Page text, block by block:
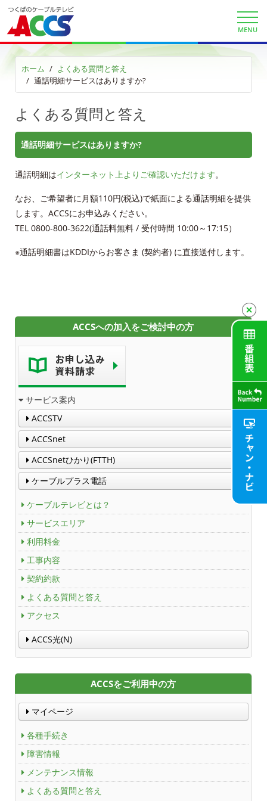
MENU
ホーム
よくある質問と答え
通話明細サービスはありますか?
よくある質問と答え
通話明細サービスはありますか?
通話明細はインターネット上よりご確認いただけます。
なお、ご希望者に月額110円(税込)で紙面による通話明細を提供
します。ACCSにお申込みください。
TEL 0800-800-3622(通話料無料 / 受付時間 10:00～17:15）
※通話明細書はKDDIからお客さま (契約者) に直接送付します。
ACCSへの加入をご検討中の方
サービス案内
ACCSTV
ACCSnet
ACCSnetひかり(FTTH)
ケーブルプラス電話
ケーブルテレビとは？
サービスエリア
利用料金
工事内容
契約約款
よくある質問と答え
アクセス
ACCS光(N)
ACCSをご利用中の方
マイページ
各種手続き
障害情報
メンテナンス情報
よくある質問と答え
au/UQスマホセット割
ACCSお客さま限定au・UQ割引クーポン
auまとめトーク
au自宅割
KDDI電話 auで着信確認
KDDIケーブルプラス電話サイト
auお客様サポート
サービス案内
工事内容
契約約款
よくある質問と答え
マイページ
各種手続き
申込・資料請求
財団案内
ごあいさつ
沿革
ＡＣＣＳ40年のあゆみ
法人情報
ＡＣＣＳ番組基準
放送番組審議会議事録
個人情報保護方針
人材募集
アクセス